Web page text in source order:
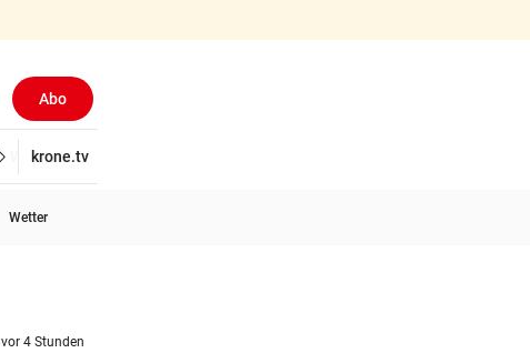
Abo
Wirtschaft
krone.tv
Wetter
vor 4 Stunden